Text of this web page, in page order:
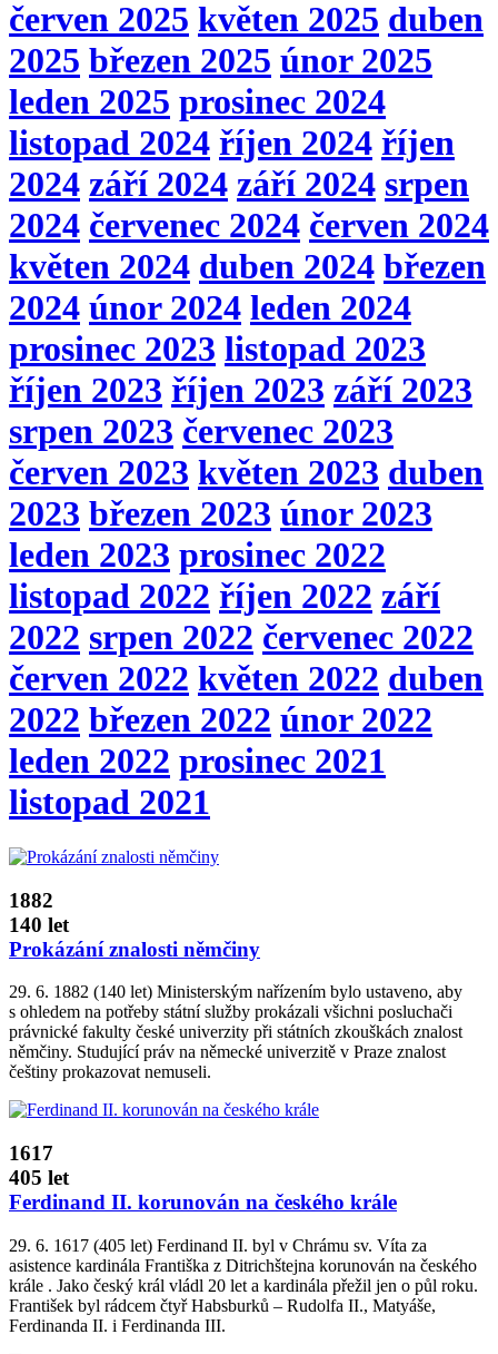
červen 2025 květen 2025 duben
2025 březen 2025 únor 2025
leden 2025 prosinec 2024
listopad 2024 říjen 2024 říjen
2024 září 2024 září 2024 srpen
2024 červenec 2024 červen 2024
květen 2024 duben 2024 březen
2024 únor 2024 leden 2024
prosinec 2023 listopad 2023
říjen 2023 říjen 2023 září 2023
srpen 2023 červenec 2023
červen 2023 květen 2023 duben
2023 březen 2023 únor 2023
leden 2023 prosinec 2022
listopad 2022 říjen 2022 září
2022 srpen 2022 červenec 2022
červen 2022 květen 2022 duben
2022 březen 2022 únor 2022
leden 2022 prosinec 2021
listopad 2021
1882
140 let
Prokázání znalosti němčiny
29. 6. 1882 (140 let) Ministerským nařízením bylo ustaveno, aby
s ohledem na potřeby státní služby prokázali všichni posluchači
právnické fakulty české univerzity při státních zkouškách znalost
němčiny. Studující práv na německé univerzitě v Praze znalost
češtiny prokazovat nemuseli.
1617
405 let
Ferdinand II. korunován na českého krále
29. 6. 1617 (405 let) Ferdinand II. byl v Chrámu sv. Víta za
asistence kardinála Františka z Ditrichštejna korunován na českého
krále . Jako český král vládl 20 let a kardinála přežil jen o půl roku.
František byl rádcem čtyř Habsburků – Rudolfa II., Matyáše,
Ferdinanda II. i Ferdinanda III.